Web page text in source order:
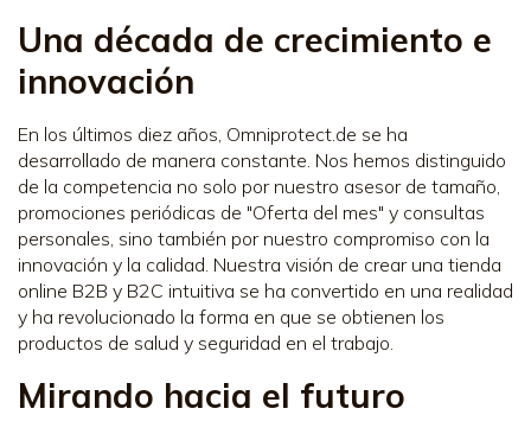
Una década de crecimiento e
innovación
En los últimos diez años, Omniprotect.de se ha
desarrollado de manera constante. Nos hemos distinguido
de la competencia no solo por nuestro asesor de tamaño,
promociones periódicas de "Oferta del mes" y consultas
personales, sino también por nuestro compromiso con la
innovación y la calidad. Nuestra visión de crear una tienda
online B2B y B2C intuitiva se ha convertido en una realidad
y ha revolucionado la forma en que se obtienen los
productos de salud y seguridad en el trabajo.
Mirando hacia el futuro